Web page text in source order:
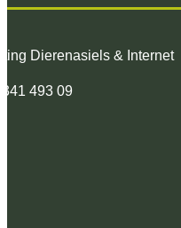
Dierenasiels & Internet
493 09